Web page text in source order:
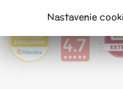
Nastavenie